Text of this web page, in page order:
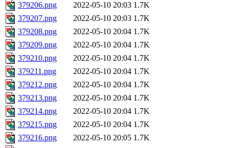
379206.png
2022-05-10 20:03 1.7K
379207.png
2022-05-10 20:03 1.7K
379208.png
2022-05-10 20:04 1.7K
379209.png
2022-05-10 20:04 1.7K
379210.png
2022-05-10 20:04 1.7K
379211.png
2022-05-10 20:04 1.7K
379212.png
2022-05-10 20:04 1.7K
379213.png
2022-05-10 20:04 1.7K
379214.png
2022-05-10 20:04 1.7K
379215.png
2022-05-10 20:04 1.7K
379216.png
2022-05-10 20:05 1.7K